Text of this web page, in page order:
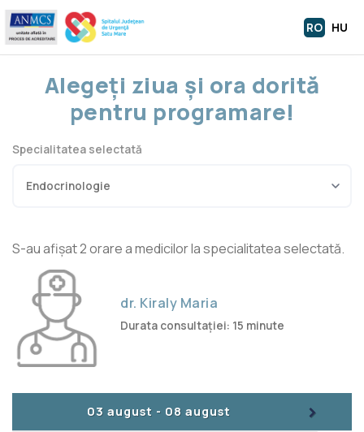
RO HU
Alegeți ziua și ora dorită
pentru programare!
Specialitatea selectată
S-au afișat 2 orare a medicilor la specialitatea selectată.
dr. Kiraly Maria
Durata consultației: 15 minute
03 august - 08 august >